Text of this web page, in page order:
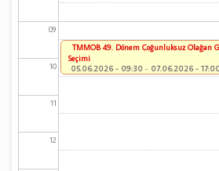
09
10
11
12
TMMOB 49. Dönem Çoğunluksuz Olağan
Seçimi
05.06.2026 - 09:30 - 07.06.2026 -